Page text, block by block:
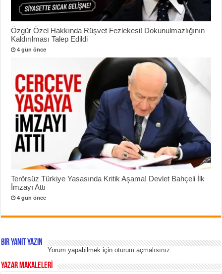
Özgür Özel Hakkında Rüşvet Fezlekesi! Dokunulmazlığının
Kaldırılması Talep Edildi
4 gün önce
Terörsüz Türkiye Yasasında Kritik Aşama! Devlet Bahçeli İlk
İmzayı Attı
4 gün önce
Bir yanıt yazın
Yorum yapabilmek içinoturum açmalısınız.
YAZAR MAKALELERİ